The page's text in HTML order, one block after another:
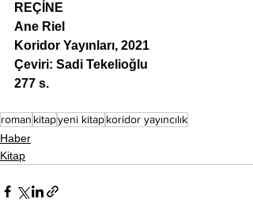
REÇİNE
Ane Riel
Koridor Yayınları, 2021
Çeviri: Sadi Tekelioğlu
277 s.
roman kitapyeni kitapkoridor yayıncılık
Haber
Kitap